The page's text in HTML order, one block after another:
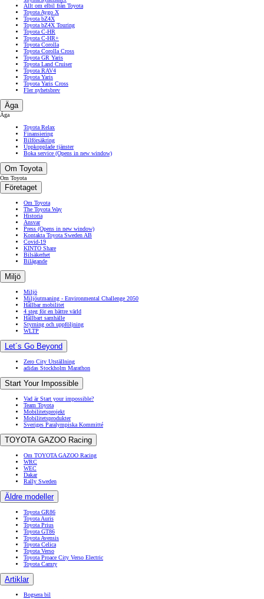
Allt om elbil från Toyota
Toyota Aygo X
Toyota bZ4X
Toyota bZ4X Touring
Toyota C-HR
Toyota C-HR+
Toyota Corolla
Toyota Corolla Cross
Toyota GR Yaris
Toyota Land Cruiser
Toyota RAV4
Toyota Yaris
Toyota Yaris Cross
Fler nyhetsbrev
Äga
Äga
Toyota Relax
Finansiering
Bilförsäkring
Uppkopplade tjänster
Boka service (Opens in new window)
Om Toyota
Om Toyota
Företaget
Om Toyota
The Toyota Way
Historia
Ansvar
Press (Opens in new window)
Kontakta Toyota Sweden AB
Covid-19
KINTO Share
Bilsäkerhet
Bilägande
Miljö
Miljö
Miljöutmaning - Environmental Challenge 2050
Hållbar mobilitet
4 steg för en bättre värld
Hållbart samhälle
Styrning och uppföljning
WLTP
Let´s Go Beyond
Zero City Utställning
adidas Stockholm Marathon
Start Your Impossible
Vad är Start your impossible?
Team Toyota
Mobilitetsprojekt
Mobilitetsprodukter
Sveriges Paralympiska Kommitté
TOYOTA GAZOO Racing
Om TOYOTA GAZOO Racing
WRC
WEC
Dakar
Rally Sweden
Äldre modeller
Toyota GR86
Toyota Auris
Toyota Prius
Toyota GT86
Toyota Avensis
Toyota Celica
Toyota Verso
Toyota Proace City Verso Electric
Toyota Camry
Artiklar
Bogsera bil